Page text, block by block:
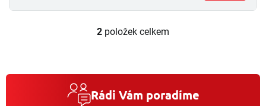
O
a
2 položek celkem
Rádi Vám poradíme